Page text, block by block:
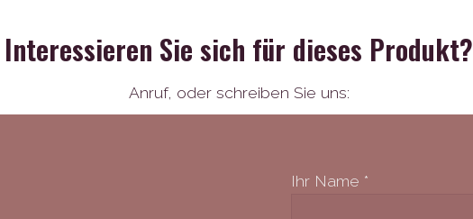
Interessieren Sie sich für dieses Produkt?
Anruf, oder schreiben Sie uns:
Ihr Name *